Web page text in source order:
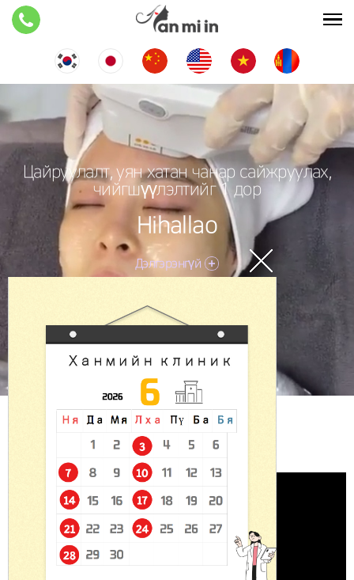
Цайруулалт, уян хатан чанар сайжруулах,
чийгшүүлэлтийг 1 дор
Hihallao
Дэлгэрэнгүй
HANMIIN YOUTUBE